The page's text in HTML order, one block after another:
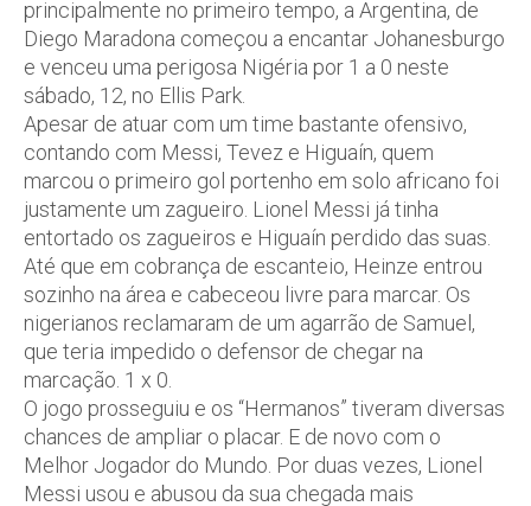
principalmente no primeiro tempo, a Argentina, de
Diego Maradona começou a encantar Johanesburgo
e venceu uma perigosa Nigéria por 1 a 0 neste
sábado, 12, no Ellis Park.
Apesar de atuar com um time bastante ofensivo,
contando com Messi, Tevez e Higuaín, quem
marcou o primeiro gol portenho em solo africano foi
justamente um zagueiro. Lionel Messi já tinha
entortado os zagueiros e Higuaín perdido das suas.
Até que em cobrança de escanteio, Heinze entrou
sozinho na área e cabeceou livre para marcar. Os
nigerianos reclamaram de um agarrão de Samuel,
que teria impedido o defensor de chegar na
marcação. 1 x 0.
O jogo prosseguiu e os “Hermanos” tiveram diversas
chances de ampliar o placar. E de novo com o
Melhor Jogador do Mundo. Por duas vezes, Lionel
Messi usou e abusou da sua chegada mais